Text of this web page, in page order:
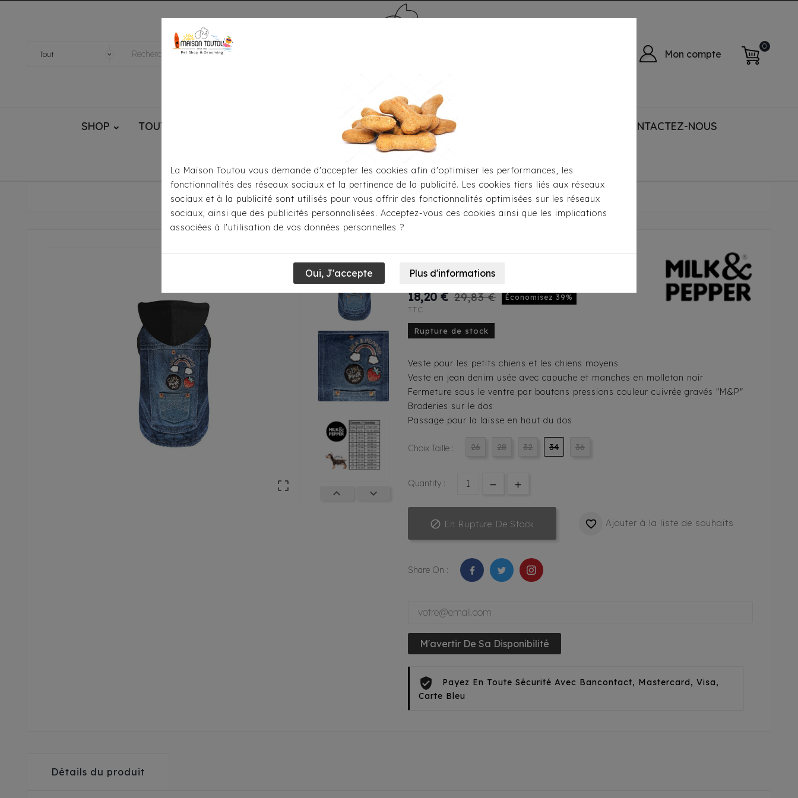
Mon compte
0
SHOP TOUTOU® HANDMADE MÉDAILLE - PET ID TAG TOILETTAGE CONTACTEZ-NOUS
Accueil Pour S'habiller Sweats Sweat Milk & Pepper - Jean Strawberry

 
Sweat Milk & Pepper - Jean
Strawberry
18,20 € 29,83 € Économisez 39%
TTC
Rupture de stock
Veste pour les petits chiens et les chiens moyens
Veste en jean denim usée avec capuche et manches en molleton noir
Fermeture sous le ventre par boutons pressions couleur cuivrée gravés "M&P"
Broderies sur le dos
Passage pour la laisse en haut du dos
Choix Taille : 26 28 32 34 36
Quantity :
 En Rupture De Stock  Ajouter à la liste de souhaits
Share On :
M'avertir De Sa Disponibilité
Payez En Toute Sécurité Avec Bancontact, Mastercard, Visa,
Carte Bleu
Détails du produit
La Maison Toutou vous demande d'accepter les cookies afin d'optimiser les performances, les
fonctionnalités des réseaux sociaux et la pertinence de la publicité. Les cookies tiers liés aux réseaux
sociaux et à la publicité sont utilisés pour vous offrir des fonctionnalités optimisées sur les réseaux
sociaux, ainsi que des publicités personnalisées. Acceptez-vous ces cookies ainsi que les implications
associées à l'utilisation de vos données personnelles ?